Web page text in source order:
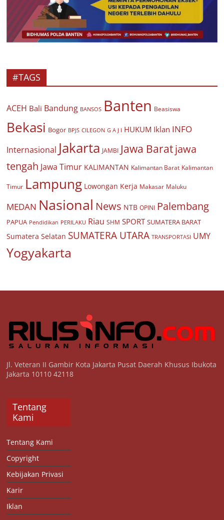
#TAGS
ACEH Bali Bandung BANSOS Banten Beasiswa
Bekasi Bogor BPJS CILEGON G A J I HUKUM Iklan INFO
Internasional Jakarta JAMBI Jawa Baratjawa
tengah Jawa Timur KALIMANTAN Kalimantan Barat Kalimantan
Timur Lampung Lowongan Kerja Makasar Maluku
MEDAN Nasional News NTB OPINI Palembang
PAPUA Pendidikan PERILAKU Riau SHM SPORT SUMATERA BARAT
Sumatera Selatan SUMATERA UTARA TRANSPORTASI UMY
Yogyakarta
Jl. Veteran II Gambir Kota Jakarta Pusat Daerah Khusus Ibukota
Jakarta 10110 42118
Tentang
Kami
Tentang Kami
Copyright
Kebijakan Privasi
Karir
Iklan